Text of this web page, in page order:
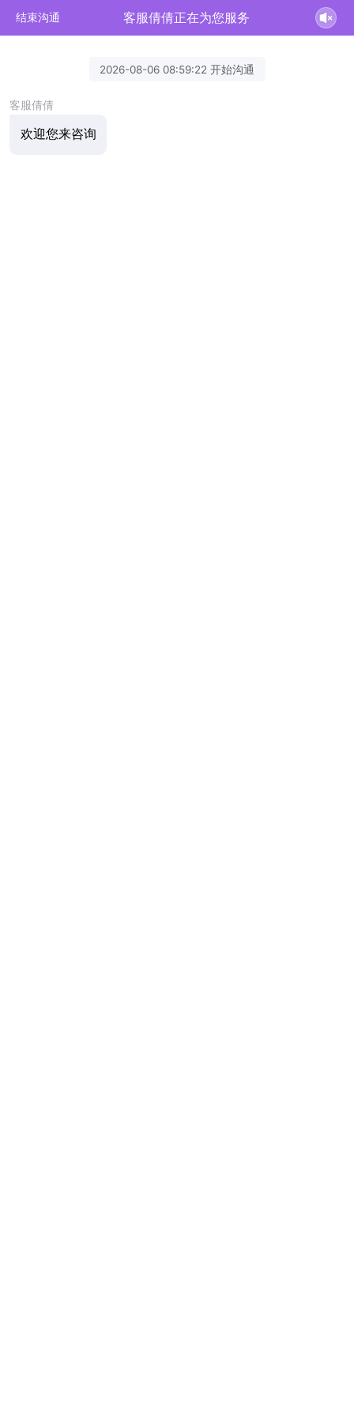
结束沟通 客服倩倩正在为您服务
2026-08-06 08:59:22 开始沟通
客服倩倩
欢迎您来咨询